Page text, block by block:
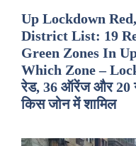
Up Lockdown
District List: 19
Green Zones In
Which Zone –
रेड, 36 ऑरेंज और 20
किस जोन में शामिल